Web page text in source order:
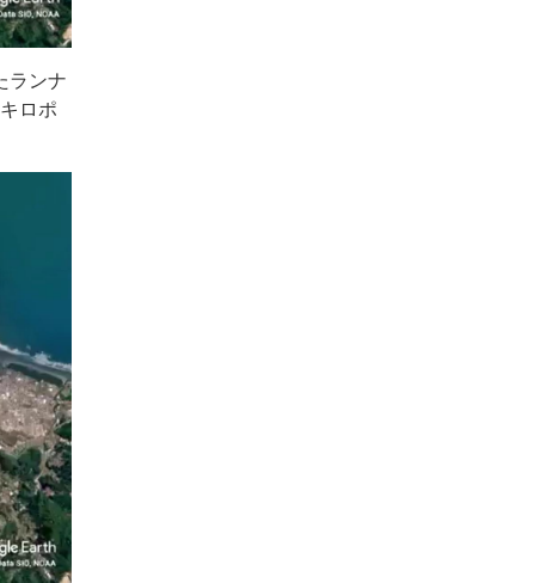
ランナ
ロポ